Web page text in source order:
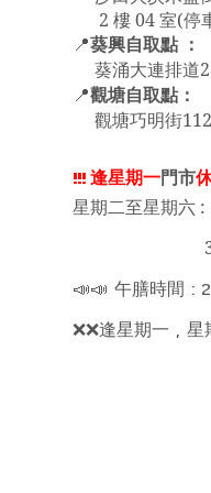
2 樓 04 室(停
📍葵興自取點 ：
葵涌大連排道
📍觀塘自取點：
觀塘巧明街
!!!逢星期一門市
星期二至星期六
3:30pm
📣📣 午膳時間 :
❌❌逢星期一 ,